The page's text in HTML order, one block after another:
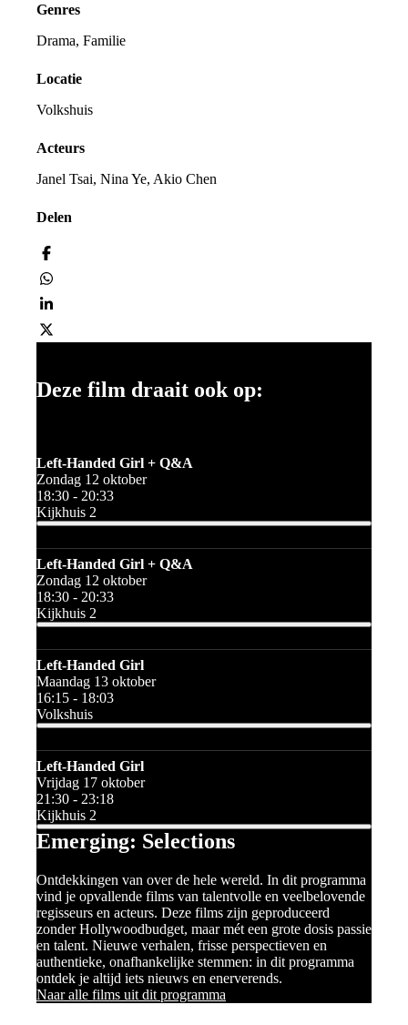
Genres
Drama, Familie
Locatie
Volkshuis
Acteurs
Janel Tsai, Nina Ye, Akio Chen
Delen
Deze film draait ook op:
Left-Handed Girl + Q&A
Zondag 12 oktober
18:30 - 20:33
Kijkhuis 2
Left-Handed Girl + Q&A
Zondag 12 oktober
18:30 - 20:33
Kijkhuis 2
Left-Handed Girl
Maandag 13 oktober
16:15 - 18:03
Volkshuis
Left-Handed Girl
Vrijdag 17 oktober
21:30 - 23:18
Kijkhuis 2
Emerging: Selections
Ontdekkingen van over de hele wereld. In dit programma
vind je opvallende films van talentvolle en veelbelovende
regisseurs en acteurs. Deze films zijn geproduceerd
zonder Hollywoodbudget, maar mét een grote dosis passie
en talent. Nieuwe verhalen, frisse perspectieven en
authentieke, onafhankelijke stemmen: in dit programma
ontdek je altijd iets nieuws en enerverends.
Naar alle films uit dit programma